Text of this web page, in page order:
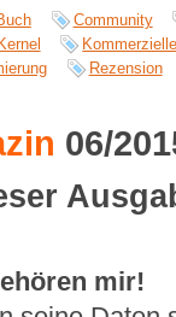
Community
Kernel
Rezension
06/
mir!